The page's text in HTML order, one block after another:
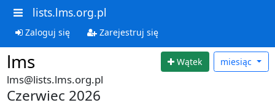
lists.lms.org.pl
Zaloguj się Zarejestruj się
lms Wątek miesiąc
lms@lists.lms.org.pl
Czerwiec 2026